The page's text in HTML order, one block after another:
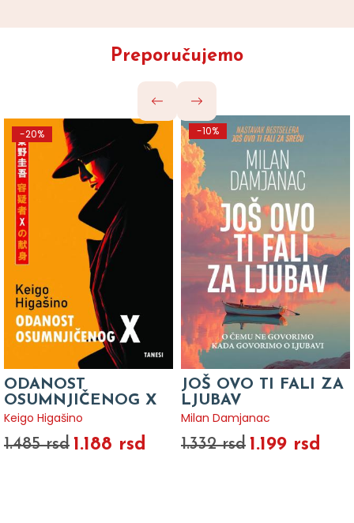
Preporučujemo
-20%
ODANOST
OSUMNJIČENOG X
Keigo Higašino
1.485 rsd 1.188 rsd
-10%
JOŠ OVO TI FALI ZA
LJUBAV
Milan Damjanac
1.332 rsd 1.199 rsd